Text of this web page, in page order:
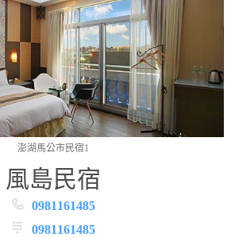
澎湖馬公市民宿1
風島民宿
0981161485
0981161485